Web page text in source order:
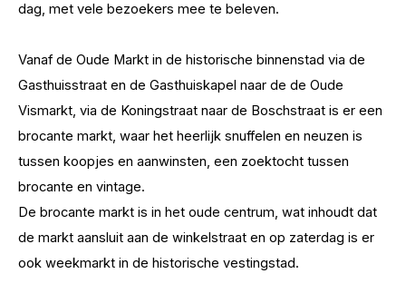
dag, met vele bezoekers mee te beleven.
Vanaf de Oude Markt in de historische binnenstad via de
Gasthuisstraat en de Gasthuiskapel naar de de Oude
Vismarkt, via de Koningstraat naar de Boschstraat is er een
brocante markt, waar het heerlijk snuffelen en neuzen is
tussen koopjes en aanwinsten, een zoektocht tussen
brocante en vintage.
De brocante markt is in het oude centrum, wat inhoudt dat
de markt aansluit aan de winkelstraat en op zaterdag is er
ook weekmarkt in de historische vestingstad.